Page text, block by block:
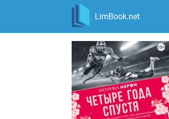
LimBook.net